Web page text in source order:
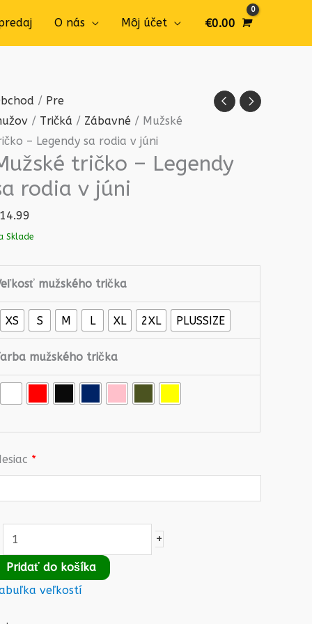
O nás Môj účet €0.00
/ Pre
/ Tričká / Zábavné / Mužské
– Legendy sa rodia v júni
tričko – Legendy
rodia v júni
14.99
Sklade
mužského trička
XS S M L XL 2XL PLUSSIZE
mužského trička
*
množstvo
Mužské
tričko
-
rodia
v
+
Pridať do košíka
veľkostí